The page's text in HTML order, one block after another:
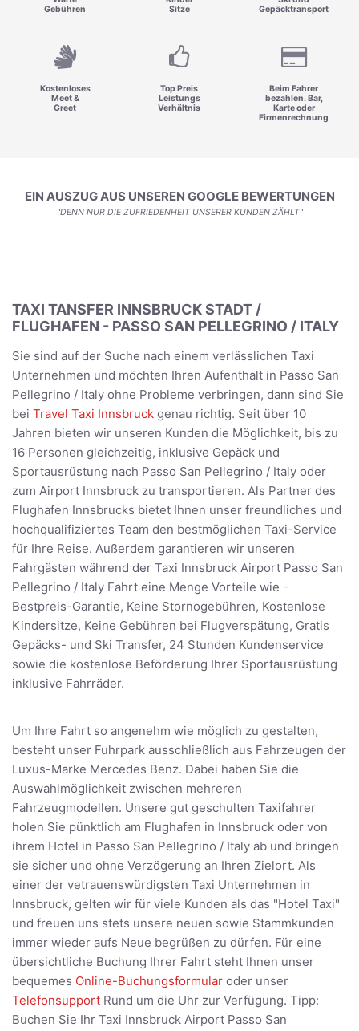
Gebühren
Sitze
Gepäcktransport
Kostenloses
Meet &
Greet
Top Preis
Leistungs
Verhältnis
Beim Fahrer
bezahlen. Bar,
Karte oder
Firmenrechnung
EIN AUSZUG AUS UNSEREN GOOGLE BEWERTUNGEN
"DENN NUR DIE ZUFRIEDENHEIT UNSERER KUNDEN ZÄHLT"
TAXI TANSFER INNSBRUCK STADT /
FLUGHAFEN - PASSO SAN PELLEGRINO / ITALY
Sie sind auf der Suche nach einem verlässlichen Taxi
Unternehmen und möchten Ihren Aufenthalt in Passo San
Pellegrino / Italy ohne Probleme verbringen, dann sind Sie
bei Travel Taxi Innsbruck genau richtig. Seit über 10
Jahren bieten wir unseren Kunden die Möglichkeit, bis zu
16 Personen gleichzeitig, inklusive Gepäck und
Sportausrüstung nach Passo San Pellegrino / Italy oder
zum Airport Innsbruck zu transportieren. Als Partner des
Flughafen Innsbrucks bietet Ihnen unser freundliches und
hochqualifiziertes Team den bestmöglichen Taxi-Service
für Ihre Reise. Außerdem garantieren wir unseren
Fahrgästen während der Taxi Innsbruck Airport Passo San
Pellegrino / Italy Fahrt eine Menge Vorteile wie -
Bestpreis-Garantie, Keine Stornogebühren, Kostenlose
Kindersitze, Keine Gebühren bei Flugverspätung, Gratis
Gepäcks- und Ski Transfer, 24 Stunden Kundenservice
sowie die kostenlose Beförderung Ihrer Sportausrüstung
inklusive Fahrräder.
Um Ihre Fahrt so angenehm wie möglich zu gestalten,
besteht unser Fuhrpark ausschließlich aus Fahrzeugen der
Luxus-Marke Mercedes Benz. Dabei haben Sie die
Auswahlmöglichkeit zwischen mehreren
Fahrzeugmodellen. Unsere gut geschulten Taxifahrer
holen Sie pünktlich am Flughafen in Innsbruck oder von
ihrem Hotel in Passo San Pellegrino / Italy ab und bringen
sie sicher und ohne Verzögerung an Ihren Zielort. Als
einer der vetrauenswürdigsten Taxi Unternehmen in
Innsbruck, gelten wir für viele Kunden als das "Hotel Taxi"
und freuen uns stets unsere neuen sowie Stammkunden
immer wieder aufs Neue begrüßen zu dürfen. Für eine
übersichtliche Buchung Ihrer Fahrt steht Ihnen unser
bequemes Online-Buchungsformular oder unser
Telefonsupport Rund um die Uhr zur Verfügung. Tipp:
Buchen Sie Ihr Taxi Innsbruck Airport Passo San